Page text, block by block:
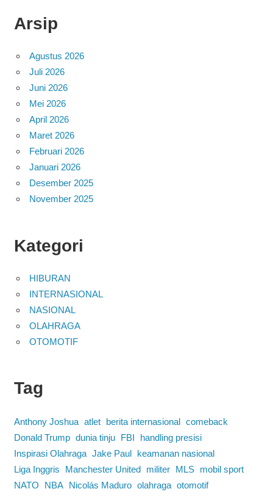
Arsip
Agustus 2026
Juli 2026
Juni 2026
Mei 2026
April 2026
Maret 2026
Februari 2026
Januari 2026
Desember 2025
November 2025
Kategori
HIBURAN
INTERNASIONAL
NASIONAL
OLAHRAGA
OTOMOTIF
Tag
Anthony Joshua atlet berita internasional comeback
Donald Trump dunia tinju FBI
handling presisi
Inspirasi Olahraga Jake Paul
keamanan nasional
Liga Inggris
Manchester United militer MLS
mobil sport
NATO
NBA Nicolás Maduro olahraga otomotif